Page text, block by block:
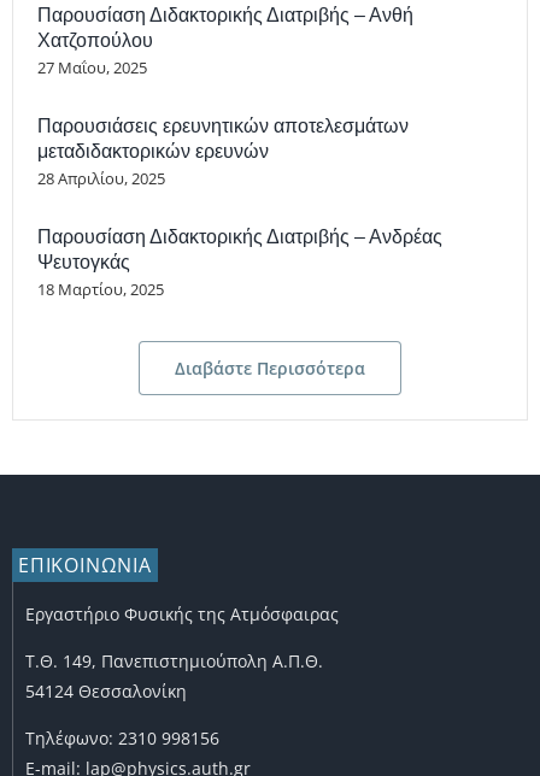
Παρουσίαση Διδακτορικής Διατριβής – Ανθή
Χατζοπούλου
27 Μαΐου, 2025
Παρουσιάσεις ερευνητικών αποτελεσμάτων
μεταδιδακτορικών ερευνών
28 Απριλίου, 2025
Παρουσίαση Διδακτορικής Διατριβής – Ανδρέας
Ψευτογκάς
18 Μαρτίου, 2025
Διαβάστε Περισσότερα
ΕΠΙΚΟΙΝΩΝΙΑ
Εργαστήριο Φυσικής της Ατμόσφαιρας
Τ.Θ. 149, Πανεπιστημιούπολη Α.Π.Θ.
54124 Θεσσαλονίκη
Τηλέφωνο: 2310 998156
E-mail: lap@physics.auth.gr